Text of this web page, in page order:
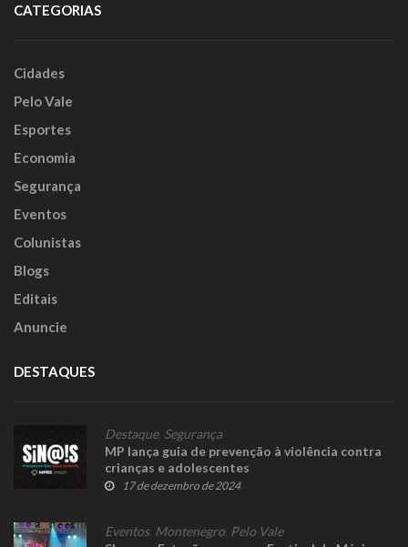
CATEGORIAS
Cidades
Pelo Vale
Esportes
Economia
Segurança
Eventos
Colunistas
Blogs
Editais
Anuncie
DESTAQUES
Destaque, Segurança
MP lança guia de prevenção à violência contra
crianças e adolescentes
17 de dezembro de 2024
Eventos, Montenegro Pelo Vale